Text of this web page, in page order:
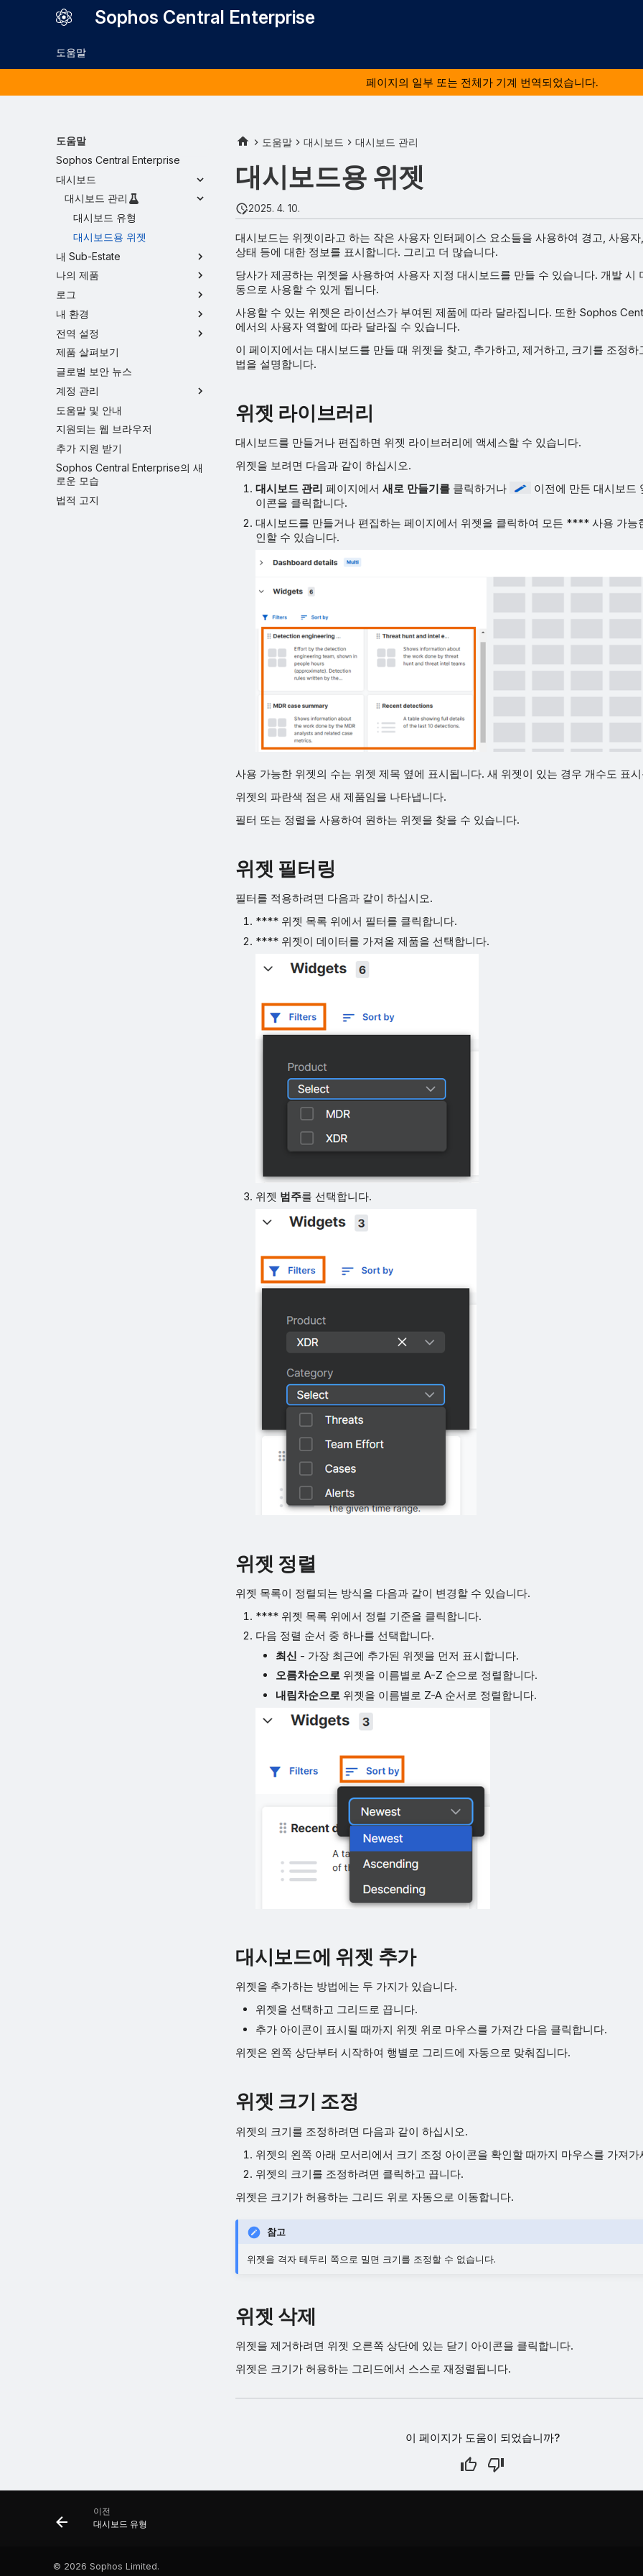
Sophos Central Enterprise
도움말
페이지의 일부 또는 전체가 기계 번역되었습니다.
도움말
Sophos Central Enterprise
대시보드
대시보드 관리
대시보드 유형
대시보드용 위젯
내 Sub-Estate
나의 제품
로그
내 환경
전역 설정
제품 살펴보기
글로벌 보안 뉴스
계정 관리
도움말 및 안내
지원되는 웹 브라우저
추가 지원 받기
Sophos Central Enterprise의 새
로운 모습
법적 고지
도움말 대시보드 대시보드 관리
대시보드용 위젯
2025. 4. 10.
대시보드는 위젯이라고 하는 작은 사용자 인터페이스 요소들을 사용하여 경고, 사용
상태 등에 대한 정보를 표시합니다. 그리고 더 많습니다.
당사가 제공하는 위젯을 사용하여 사용자 지정 대시보드를 만들 수 있습니다. 개발 시
동으로 사용할 수 있게 됩니다.
사용할 수 있는 위젯은 라이선스가 부여된 제품에 따라 달라집니다. 또한 Sophos
에서의 사용자 역할에 따라 달라질 수 있습니다.
이 페이지에서는 대시보드를 만들 때 위젯을 찾고, 추가하고, 제거하고, 크기를 조정하
법을 설명합니다.
위젯 라이브러리
대시보드를 만들거나 편집하면 위젯 라이브러리에 액세스할 수 있습니다.
위젯을 보려면 다음과 같이 하십시오.
대시보드 관리 페이지에서새로 만들기를 클릭하거나
이전에 만든 대시보드
이콘을 클릭합니다.
대시보드를 만들거나 편집하는 페이지에서 위젯을 클릭하여 모든 **** 사용 가능
인할 수 있습니다.
사용 가능한 위젯의 수는 위젯 제목 옆에 표시됩니다. 새 위젯이 있는 경우 개수도 표
위젯의 파란색 점은 새 제품임을 나타냅니다.
필터 또는 정렬을 사용하여 원하는 위젯을 찾을 수 있습니다.
위젯 필터링
필터를 적용하려면 다음과 같이 하십시오.
**** 위젯 목록 위에서 필터를 클릭합니다.
**** 위젯이 데이터를 가져올 제품을 선택합니다.
위젯 범주를 선택합니다.
위젯 정렬
위젯 목록이 정렬되는 방식을 다음과 같이 변경할 수 있습니다.
**** 위젯 목록 위에서 정렬 기준을 클릭합니다.
다음 정렬 순서 중 하나를 선택합니다.
최신 - 가장 최근에 추가된 위젯을 먼저 표시합니다.
오름차순으로 위젯을 이름별로 A-Z 순으로 정렬합니다.
내림차순으로 위젯을 이름별로 Z-A 순서로 정렬합니다.
대시보드에 위젯 추가
위젯을 추가하는 방법에는 두 가지가 있습니다.
위젯을 선택하고 그리드로 끕니다.
추가 아이콘이 표시될 때까지 위젯 위로 마우스를 가져간 다음 클릭합니다.
위젯은 왼쪽 상단부터 시작하여 행별로 그리드에 자동으로 맞춰집니다.
위젯 크기 조정
위젯의 크기를 조정하려면 다음과 같이 하십시오.
위젯의 왼쪽 아래 모서리에서 크기 조정 아이콘을 확인할 때까지 마우스를 가져
위젯의 크기를 조정하려면 클릭하고 끕니다.
위젯은 크기가 허용하는 그리드 위로 자동으로 이동합니다.
참고
위젯을 격자 테두리 쪽으로 밀면 크기를 조정할 수 없습니다.
위젯 삭제
위젯을 제거하려면 위젯 오른쪽 상단에 있는 닫기 아이콘을 클릭합니다.
위젯은 크기가 허용하는 그리드에서 스스로 재정렬됩니다.
이 페이지가 도움이 되었습니까?
이전
대시보드 유형
© 2026 Sophos Limited.